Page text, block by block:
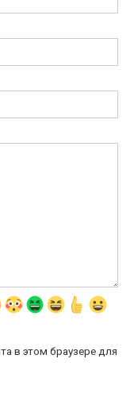
в этом браузере для